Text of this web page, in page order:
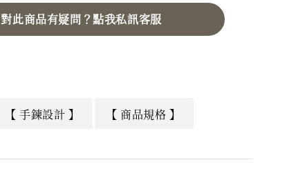
對此商品有疑問？點我私訊客服
【 手鍊設計 】
【 商品規格 】